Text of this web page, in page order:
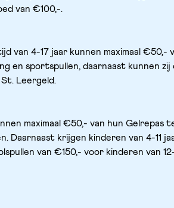
van €100,-.
van 4-17 jaar kunnen maximaal €50,-
en sportspullen, daarnaast kunnen zij
Leergeld.
maximaal €50,- van hun Gelrepas
Daarnaast krijgen kinderen van 4-11
van €150,- voor kinderen van